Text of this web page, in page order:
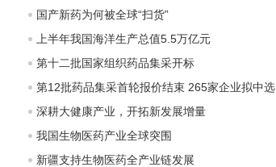
国产新药为何被全球“扫货”
上半年我国海洋生产总值5.5万亿元
第十二批国家组织药品集采开标
第12批药品集采首轮报价结束 265家企业拟中选
深耕大健康产业，开拓新发展增量
我国生物医药产业全球突围
新疆支持生物医药全产业链发展